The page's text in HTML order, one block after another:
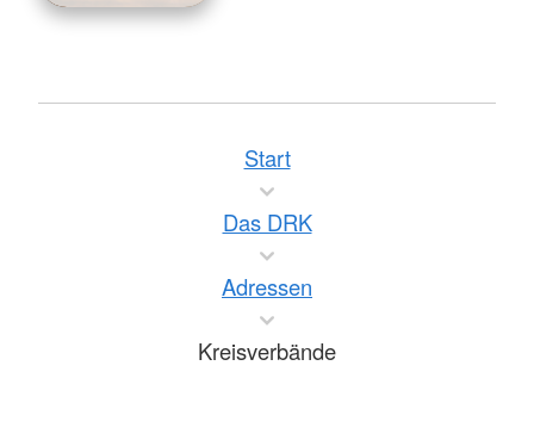
Start
Das DRK
Adressen
Kreisverbände